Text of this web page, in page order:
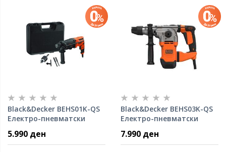
Black&Decker BEHS01K-QS
Електро-пневматски
5.990 ден
Black&Decker BEHS03K-QS
Електро-пневматски
7.990 ден